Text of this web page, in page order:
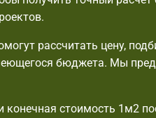
рассчитать цену,
бюджета. Мы
конечная стоимость 1м2